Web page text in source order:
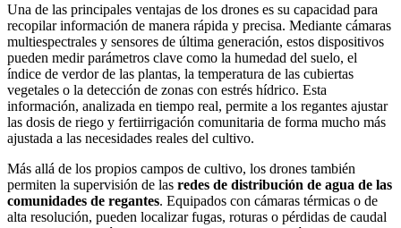
Una de las principales ventajas de los drones es su capacidad para
recopilar información de manera rápida y precisa. Mediante cámaras
multiespectrales y sensores de última generación, estos dispositivos
pueden medir parámetros clave como la humedad del suelo, el
índice de verdor de las plantas, la temperatura de las cubiertas
vegetales o la detección de zonas con estrés hídrico. Esta
información, analizada en tiempo real, permite a los regantes ajustar
las dosis de riego y fertiirrigación comunitaria de forma mucho más
ajustada a las necesidades reales del cultivo.
Más allá de los propios campos de cultivo, los drones también
permiten la supervisión de las redes de distribución de agua de las
comunidades de regantes. Equipados con cámaras térmicas o de
alta resolución, pueden localizar fugas, roturas o pérdidas de caudal